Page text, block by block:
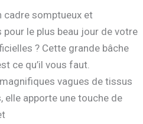
somptueux et
le plus beau jour de votre
? Cette grande bâche
ce qu’il vous faut.
vagues de tissus
elle apporte une touche de